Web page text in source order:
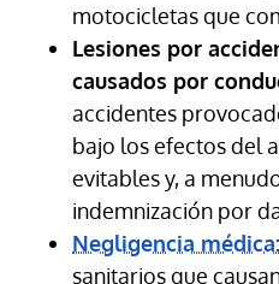
motocicletas que
Lesiones por
causados por
accidentes
bajo los efectos del
evitables y, a
indemnización por
Negligencia médica:
sanitarios que